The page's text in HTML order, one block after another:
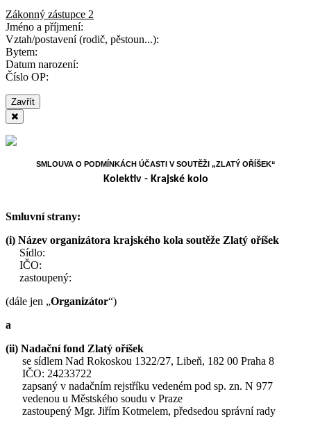
Zákonný zástupce 2
Jméno a příjmení:
Vztah/postavení (rodič, pěstoun...):
Bytem:
Datum narození:
Číslo OP:
Zavřít
SMLOUVA O PODMÍNKÁCH ÚČASTI V SOUTĚŽI „ZLATÝ OŘÍŠEK“
Kolektiv - Krajské kolo
Smluvní strany:
(i) Název organizátora krajského kola soutěže Zlatý oříšek
Sídlo:
IČO:
zastoupený:
(dále jen „Organizátor“)
a
(ii) Nadační fond Zlatý oříšek
se sídlem Nad Rokoskou 1322/27, Libeň, 182 00 Praha 8
IČO: 24233722
zapsaný v nadačním rejstříku vedeném pod sp. zn. N 977
vedenou u Městského soudu v Praze
zastoupený Mgr. Jiřím Kotmelem, předsedou správní rady